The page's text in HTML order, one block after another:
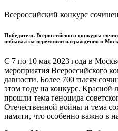
Всероссийский конкурс
Победитель Всероссийского конкурса
побывал на церемонии награждения в
С 7 по 10 мая 2023 года в
мероприятия Всероссийского
давности. Более 700 тысяч
этом году на конкурс. Красной
прошли тема геноцида
Отечественной войны и тема
памяти, что особенно важно в